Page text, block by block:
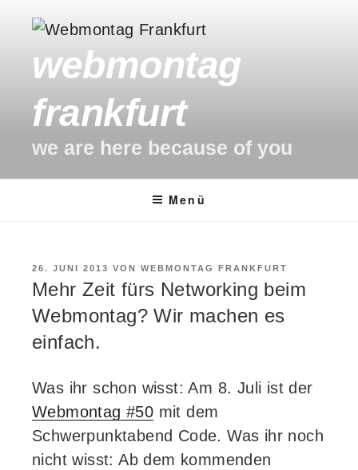
Inhalt
springen
webmontag
frankfurt
we are here because of you
Menü
VERÖFFENTLICHT
AM
26. JUNI 2013 VON WEBMONTAG FRANKFURT
Mehr Zeit fürs Networking beim
Webmontag? Wir machen es
einfach.
Was ihr schon wisst: Am 8. Juli ist der
Webmontag #50 mit dem
Schwerpunktabend Code. Was ihr noch
nicht wisst: Ab dem kommenden